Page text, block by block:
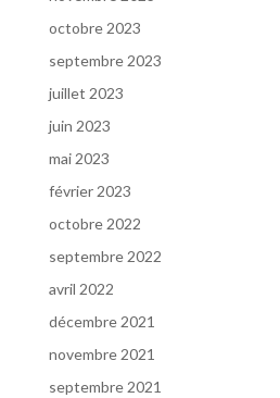
octobre 2023
septembre 2023
juillet 2023
juin 2023
mai 2023
février 2023
octobre 2022
septembre 2022
avril 2022
décembre 2021
novembre 2021
septembre 2021